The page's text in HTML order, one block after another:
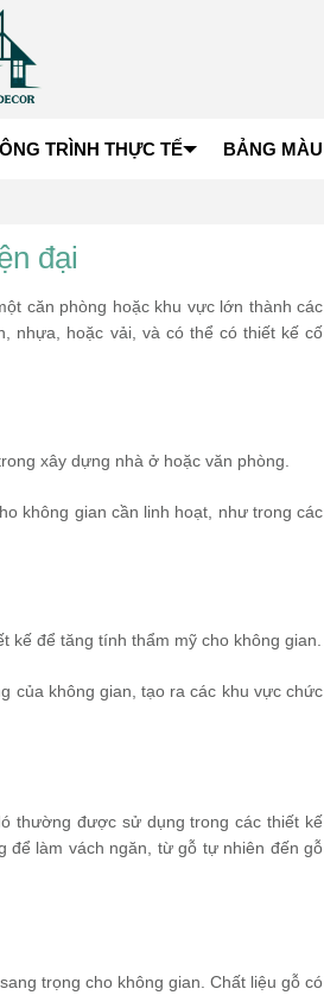
TRÌNH THỰC TẾ BẢNG MÀU
đại
căn phòng hoặc khu vực lớn thành các
nhựa, hoặc vải, và có thể có thiết kế cố
xây dựng nhà ở hoặc văn phòng.
không gian cần linh hoạt, như trong các
kế để tăng tính thẩm mỹ cho không gian.
của không gian, tạo ra các khu vực chức
thường được sử dụng trong các thiết kế
để làm vách ngăn, từ gỗ tự nhiên đến gỗ
trọng cho không gian. Chất liệu gỗ có